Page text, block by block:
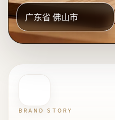
广东省 佛山市
BRAND STORY